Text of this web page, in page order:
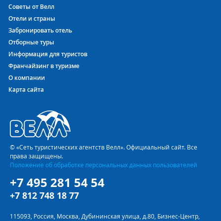
Бюджетный отдых в SEVASTOS STUDIOS 2*
(Фалираки)!
Здесь Вас ждёт исчерпывающее и подробное описание
номеров двухзвездочного отеля SEVASTOS STUDIOS 2*.
Честные и подробные фотографии территории, лобби,
фотографии номеров
SEVASTOS STUDIOS
Выбрав этот отель, Вы не останетесь без связи с внешним
миром, поскольку в Sevastos Studios есть WiFi (Бесплатный).
Двухзвездочный отель SEVASTOS STUDIOS 2* в
Греции приглашает!
Двухзвездочный отель SEVASTOS STUDIOS 2* в
производит благоприятное впечатление качеством
отделки интерьера и состоянием мебели. А размеры
номеров, уборка номера, сантехника и хороший уровень
сервиса обеспечит 100% удовлетворение выбором.
Советы от Велл
Отели и страны
Забронировать отель
Отборные туры
Информация для туристов
Франчайзинг в туризме
О компании
Карта сайта
© «Сеть туристических агентств Велл». Официальный сайт. Все
права защищены.
Положение об обработке персональных данных пользователей
+7 495 281 54 54
+7 812 748 18 77
115093, Россия, Москва, Дубининская улица, д.80, Бизнес-Центр,